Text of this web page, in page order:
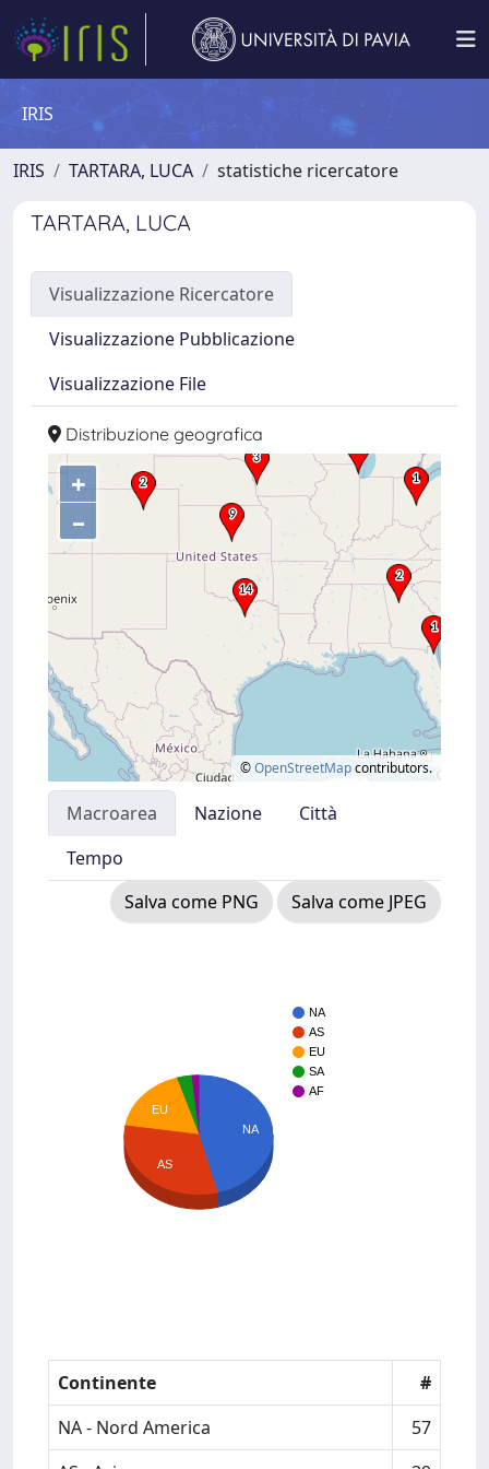
IRIS
IRIS TARTARA, LUCA statistiche ricercatore
TARTARA, LUCA
Visualizzazione Ricercatore
Visualizzazione Pubblicazione
Visualizzazione File
Distribuzione geografica
+
–
©OpenStreetMapcontributors.
Macroarea Nazione
Città
Tempo
Salva come PNG
Salva come JPEG
NA
AS
EU
SA
AF
NA
EU
AS
Continente
#
NA - Nord America
57